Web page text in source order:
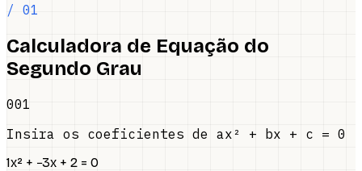
/ 01
Calculadora de Equação do
Segundo Grau
001
Insira os coeficientes de ax² + bx + c = 0
1x² + −3x + 2 = 0